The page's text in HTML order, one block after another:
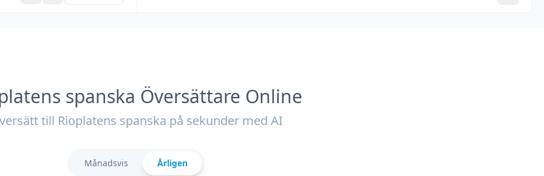
spanska Översättare Online
till Rioplatens spanska på sekunder med AI
Månadsvis Årligen